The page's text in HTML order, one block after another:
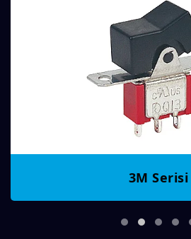
3M Serisi